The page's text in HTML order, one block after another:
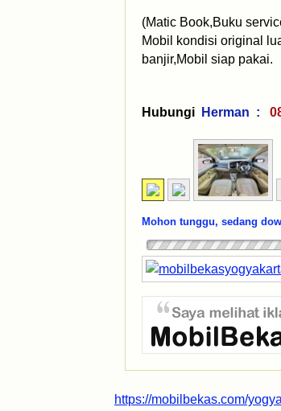
(Matic Book,Buku
Mobil kondisi original
banjir,Mobil siap pakai.
Hubungi Herman :
Mohon tunggu, sedang
https://mobilbekas.com/